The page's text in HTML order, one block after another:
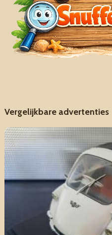
Vergelijkbare advertenties